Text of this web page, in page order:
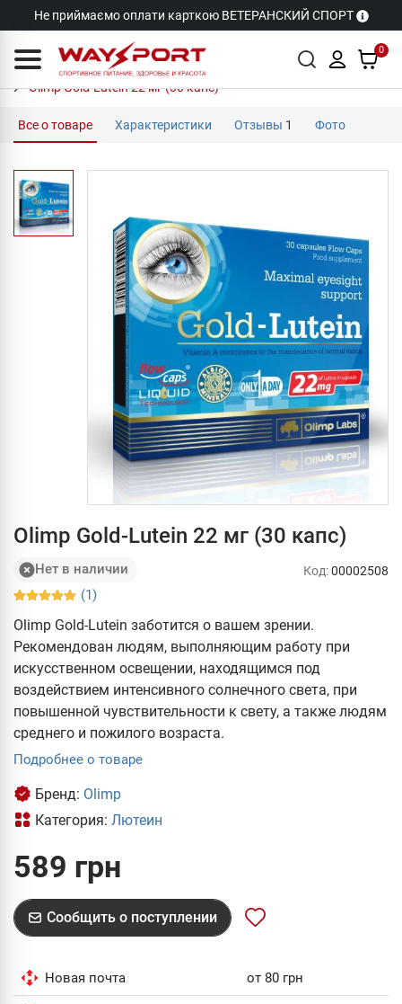
Не приймаємо оплати карткою ВЕТЕРАНСКИЙ СПОРТ
0
Olimp Gold-Lutein 22 мг (30 капс)
Все о товаре Характеристики Отзывы 1 Фото
Olimp Gold-Lutein 22 мг (30 капс)
Нет в наличии
(1)
Код:00002508
Olimp Gold-Lutein заботится о вашем зрении.
Рекомендован людям, выполняющим работу при
искусственном освещении, находящимся под
воздействием интенсивного солнечного света, при
повышенной чувствительности к свету, а также людям
среднего и пожилого возраста.
Подробнее о товаре
Бренд: Olimp
Категория: Лютеин
589 грн
Сообщить о поступлении
Новая почта от 80 грн